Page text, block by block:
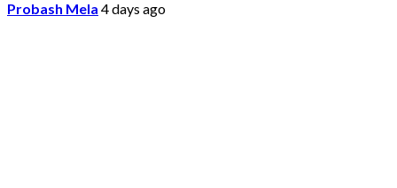
Probash Mela 4 days ago